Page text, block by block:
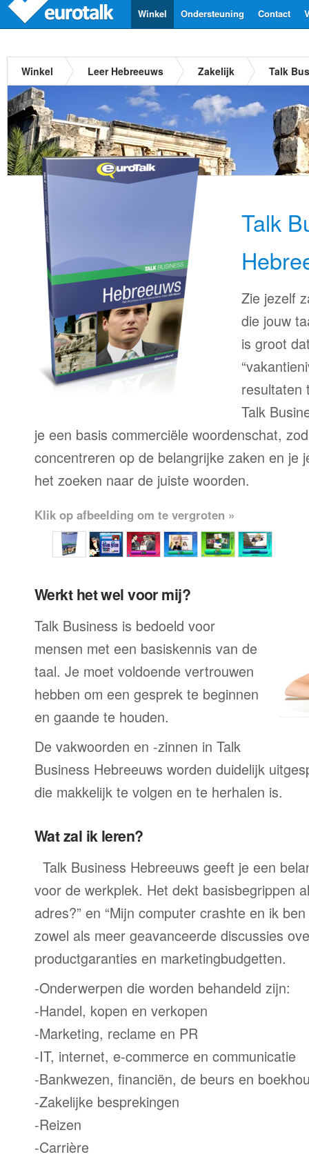
Contact
Ondersteuning
Winkel
Winkel Leer Hebreeuws Zakelijk Talk
Talk
Zie jezelf
die jouw
is groot
resultaten
Talk
je een basis commerciële woordenschat,
concentreren op de belangrijke zaken en je
het zoeken naar de juiste woorden.
Klik op afbeelding om te vergroten »
Werkt het wel voor mij?
Talk Business is bedoeld voor
mensen met een basiskennis van de
taal. Je moet voldoende vertrouwen
hebben om een gesprek te beginnen
en gaande te houden.
De vakwoorden en -zinnen in Talk
Business Hebreeuws worden duidelijk
die makkelijk te volgen en te herhalen is.
Wat zal ik leren?
Talk Business Hebreeuws geeft je een
voor de werkplek. Het dekt basisbegrippen
adres?” en “Mijn computer crashte en ik
zowel als meer geavanceerde discussies
productgaranties en marketingbudgetten.
-Onderwerpen die worden behandeld zijn:
-Handel, kopen en verkopen
-Marketing, reclame en PR
-IT, internet, e-commerce en communicatie
-Bankwezen, financiën, de beurs en
-Zakelijke besprekingen
-Reizen
-Carrière